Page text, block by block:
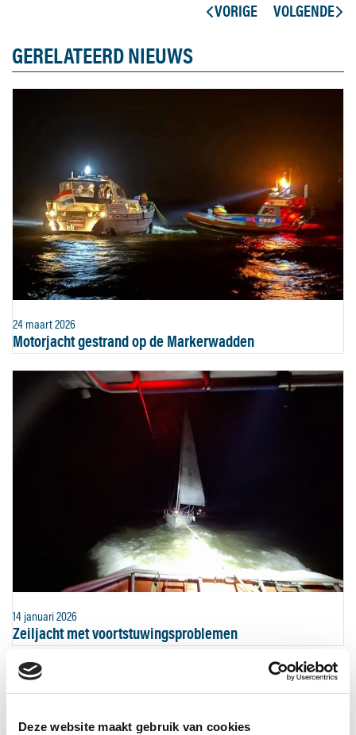
Deze website maakt gebruik van cookies
VORIGE
VOLGENDE
GERELATEERD NIEUWS
24 maart 2026
Motorjacht gestrand op de Markerwadden
14 januari 2026
Zeiljacht met voortstuwingsproblemen